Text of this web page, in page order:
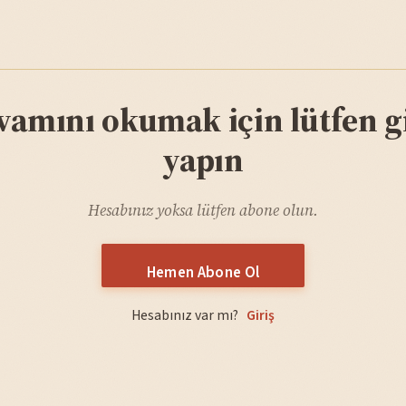
okumak için lütfen
yapın
Hesabınız yoksa lütfen abone olun.
Hemen Abone Ol
Hesabınız var mı? Giriş